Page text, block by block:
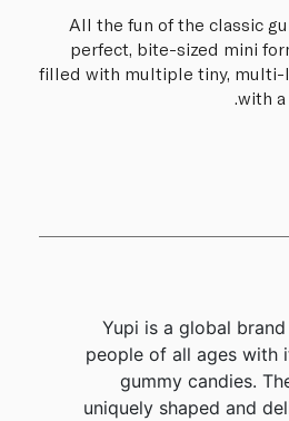
All the fun of the classic
perfect, bite-sized mini
filled with multiple tiny, multi-
with
Yupi is a global
people of all ages with
gummy candies.
uniquely shaped and